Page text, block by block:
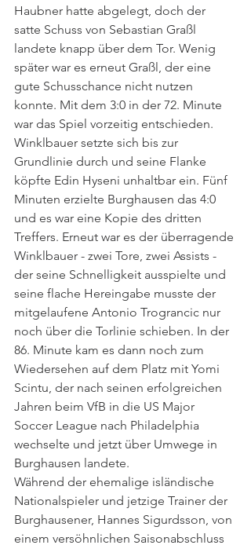
Haubner hatte abgelegt, doch der
satte Schuss von Sebastian Graßl
landete knapp über dem Tor. Wenig
später war es erneut Graßl, der eine
gute Schusschance nicht nutzen
konnte. Mit dem 3:0 in der 72. Minute
war das Spiel vorzeitig entschieden.
Winklbauer setzte sich bis zur
Grundlinie durch und seine Flanke
köpfte Edin Hyseni unhaltbar ein. Fünf
Minuten erzielte Burghausen das 4:0
und es war eine Kopie des dritten
Treffers. Erneut war es der überragende
Winklbauer - zwei Tore, zwei Assists -
der seine Schnelligkeit ausspielte und
seine flache Hereingabe musste der
mitgelaufene Antonio Trograncic nur
noch über die Torlinie schieben. In der
86. Minute kam es dann noch zum
Wiedersehen auf dem Platz mit Yomi
Scintu, der nach seinen erfolgreichen
Jahren beim VfB in die US Major
Soccer League nach Philadelphia
wechselte und jetzt über Umwege in
Burghausen landete.
Während der ehemalige isländische
Nationalspieler und jetzige Trainer der
Burghausener, Hannes Sigurdsson, von
einem versöhnlichen Saisonabschluss